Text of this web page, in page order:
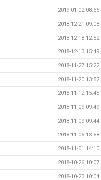
2019-01-02 08:56
2018-12-21 09:08
2018-12-18 12:52
2018-12-13 15:49
2018-11-27 15:22
2018-11-20 13:52
2018-11-12 15:45
2018-11-09 09:49
2018-11-09 09:44
2018-11-05 13:58
2018-11-01 14:10
2018-10-26 10:07
2018-10-23 10:04